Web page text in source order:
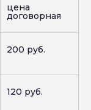
цена
договорная
200 руб.
120 руб.